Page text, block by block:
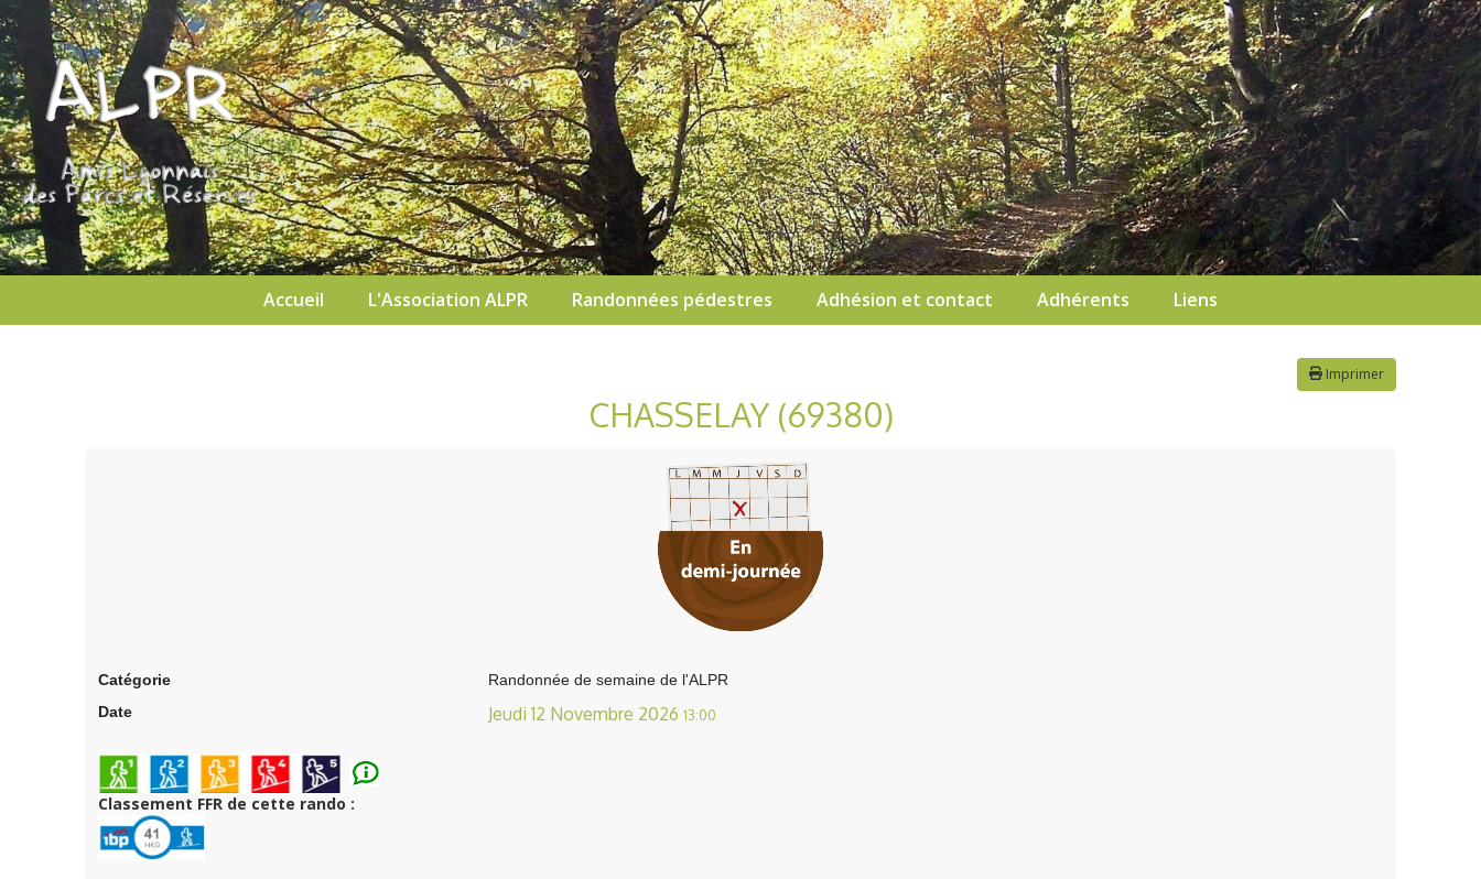
Accueil L'Association ALPR Randonnées pédestres Adhésion et contact Adhérents Liens
Imprimer
CHASSELAY (69380)
Catégorie
Randonnée de semaine de l'ALPR
Date
Jeudi 12 Novembre 2026 13:00
Classement FFR de cette rando :